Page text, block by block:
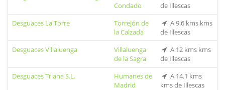
Condado
de Illescas
Desguaces La Torre
Torrejón de
la Calzada
A 9.6 kms kms
de Illescas
Desguaces Villaluenga
Villaluenga
de la Sagra
A 12 kms kms
de Illescas
Desguaces Triana S.L.
Humanes de
Madrid
A 14.1 kms
kms de Illescas